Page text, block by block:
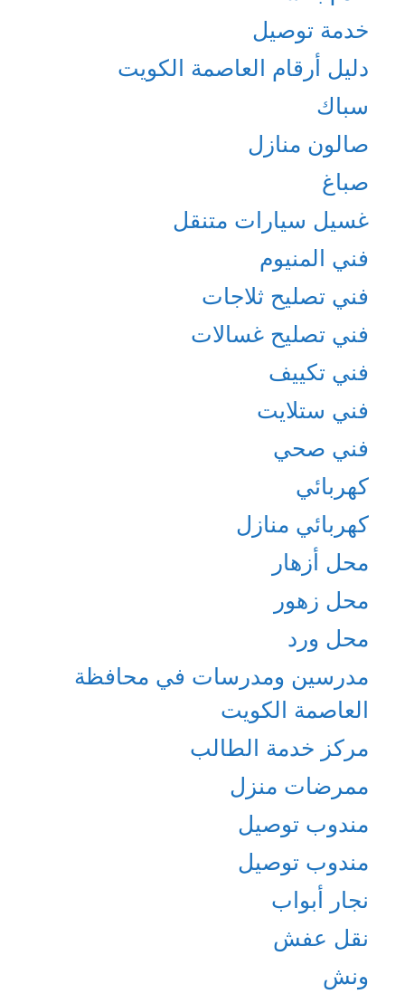
خدمة توصيل
دليل أرقام العاصمة الكويت
سباك
صالون منازل
صباغ
غسيل سيارات متنقل
فني المنيوم
فني تصليح ثلاجات
فني تصليح غسالات
فني تكييف
فني ستلايت
فني صحي
كهربائي
كهربائي منازل
محل أزهار
محل زهور
محل ورد
مدرسين ومدرسات في محافظة
العاصمة الكويت
مركز خدمة الطالب
ممرضات منزل
مندوب توصيل
مندوب توصيل
نجار أبواب
نقل عفش
ونش